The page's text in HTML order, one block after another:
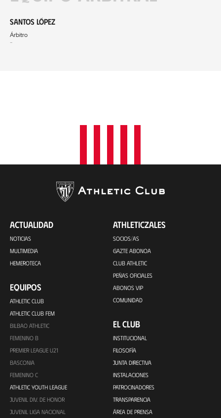
Santos López
Árbitro
-
ACTUALIDAD
NOTICIAS
MULTIMEDIA
HEMEROTECA
EQUIPOS
ATHLETIC CLUB
ATHLETIC CLUB FEM
BILBAO ATHLETIC
FEMENINO B
PREMIER LEAGUE U21
BASCONIA
FEMENINO C
ATHLETIC YOUTH LEAGUE
JUVENIL DIV. DE HONOR
JUVENIL LIGA NACIONAL
ATHLETICZALES
SOCIOS/AS
GAZTE ABONOA
CLUB ATHLETIC
PEÑAS OFICIALES
ABONOS VIP
COMUNIDAD
EL CLUB
INSTITUCIONAL
FILOSOFÍA
JUNTA DIRECTIVA
INSTALACIONES
PATROCINADORES
TRANSPARENCIA
ÁREA DE PRENSA